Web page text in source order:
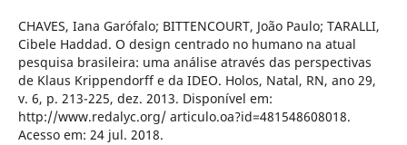
CHAVES, Iana Garófalo; BITTENCOURT, João Paulo; TARALLI,
Cibele Haddad. O design centrado no humano na atual
pesquisa brasileira: uma análise através das perspectivas
de Klaus Krippendorff e da IDEO. Holos, Natal, RN, ano 29,
v. 6, p. 213-225, dez. 2013. Disponível em:
http://www.redalyc.org/ articulo.oa?id=481548608018.
Acesso em: 24 jul. 2018.